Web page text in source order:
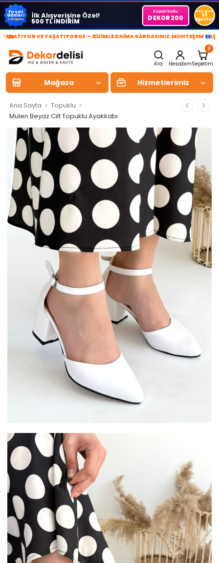
Fırsat
Günleri
1-30 Ağustos İlk Alışverişine Özel!
500 TL İNDİRİM
Kupon kodu:
DEKOR200
Son gün
30
Ağustos
» VE YAŞATIYORUZ — BİZİMLE DAİMA KÂRDASINIZ.MUHTEŞEM YAŞAM
«
Ara Hesabım
0
Sepetim
Mağaza Hizmetlerimiz
Ana Sayfa > Topuklu >
Mulen Beyaz Cilt Topuklu Ayakkabı